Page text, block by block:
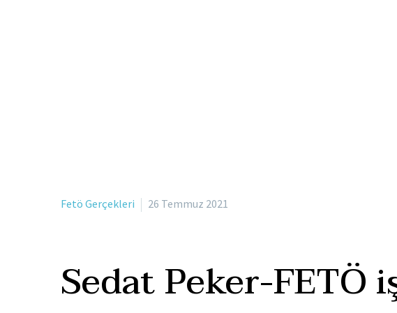
Fetö Gerçekleri 26 Temmuz 2021
Sedat Peker-FETÖ